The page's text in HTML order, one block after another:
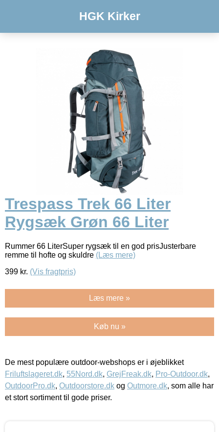
HGK Kirker
Trespass Trek 66 Liter
Rygsæk Grøn 66 Liter
Rummer 66 LiterSuper rygsæk til en god prisJusterbare
remme til hofte og skuldre (Læs mere)
399 kr. (Vis fragtpris)
Læs mere »
Køb nu »
De mest populære outdoor-webshops er i øjeblikket
Friluftslageret.dk, 55Nord.dk, GrejFreak.dk, Pro-Outdoor.dk,
OutdoorPro.dk, Outdoorstore.dk og Outmore.dk, som alle har
et stort sortiment til gode priser.